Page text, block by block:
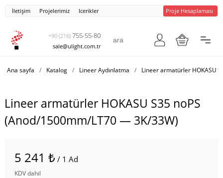
İletişim Projelerimiz Icerikler Proje Hesaplaması
+90 (216) 755-55-80
sale@ulight.com.tr
Ana sayfa / Katalog / Lineer Aydınlatma / Lineer armatürler HOKASU
Lineer armatürler HOKASU S35 noPS
(Anod/1500mm/LT70 — 3K/33W)
5 241 ₺ / 1 Ad
KDV dahil